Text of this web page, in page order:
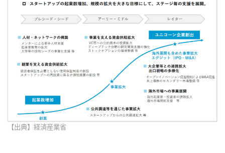
【出典】経済産業省